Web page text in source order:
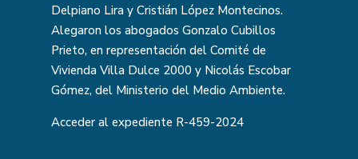
Delpiano Lira y Cristián López Montecinos.
Alegaron los abogados Gonzalo Cubillos
Prieto, en representación del Comité de
Vivienda Villa Dulce 2000 y Nicolás Escobar
Gómez, del Ministerio del Medio Ambiente.
Acceder al expediente R-459-2024